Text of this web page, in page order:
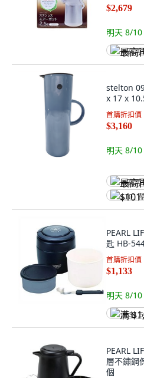
$2,679
明天 8/10
最高再
stelton
x 17 x
首購折扣價
$3,160
明天 8/10
最高再
$101
PEARL
匙 HB-
首購折扣價
$1,133
明天 8/10
满
PEARL
層不鏽鋼
個